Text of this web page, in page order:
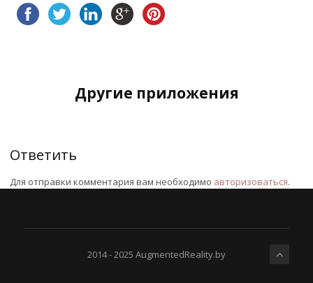
Другие приложения
Ответить
Для отправки комментария вам необходимо авторизоваться.
2014 - 2025 AugmentedReality.by